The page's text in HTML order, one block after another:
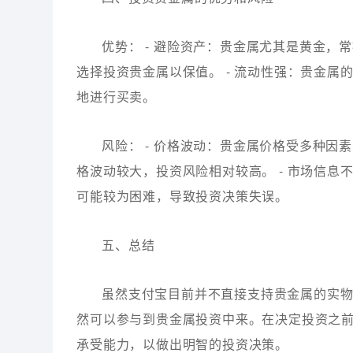
优势： - 避险资产：贵金属尤其是黄金，
选择投资贵金属以保值。 - 流动性强：贵金属
地进行买卖。
风险： - 价格波动：贵金属价格受多种因
格波动较大，投资风险相对较高。 - 市场信息
可能较为困难，导致投资决策失误。
五、总结
虽然支付宝目前并不直接支持贵金属的实
然可以参与到贵金属投资中来。在决定投资之
承受能力，以做出明智的投资决策。